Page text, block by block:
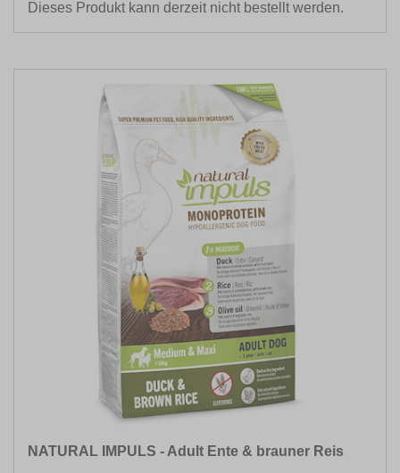
Dieses Produkt kann derzeit nicht bestellt werden.
NATURAL IMPULS - Adult Ente & brauner Reis